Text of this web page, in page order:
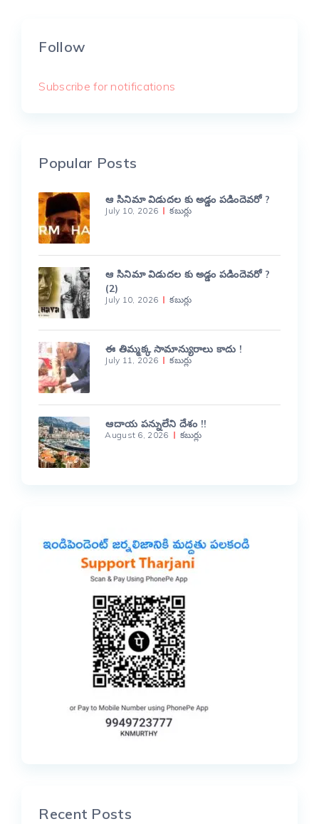
Follow
Subscribe for notifications
Popular Posts
ఆ సినిమా విడుదల కు అడ్డం పడిందెవరో ?
July 10, 2026 కబుర్లు
ఆ సినిమా విడుదల కు అడ్డం పడిందెవరో ?
(2)
July 10, 2026 కబుర్లు
ఈ తిమ్మక్క సామాన్యురాలు కాదు !
July 11, 2026 కబుర్లు
ఆదాయ పన్నులేని దేశం !!
August 6, 2026 కబుర్లు
Recent Posts